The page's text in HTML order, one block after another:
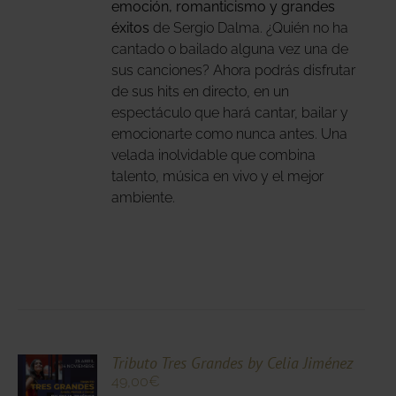
emoción, romanticismo y grandes
éxitos de Sergio Dalma. ¿Quién no ha
cantado o bailado alguna vez una de
sus canciones? Ahora podrás disfrutar
de sus hits en directo, en un
espectáculo que hará cantar, bailar y
emocionarte como nunca antes. Una
velada inolvidable que combina
talento, música en vivo y el mejor
ambiente.
Tributo Tres Grandes by Celia Jiménez
49,00€